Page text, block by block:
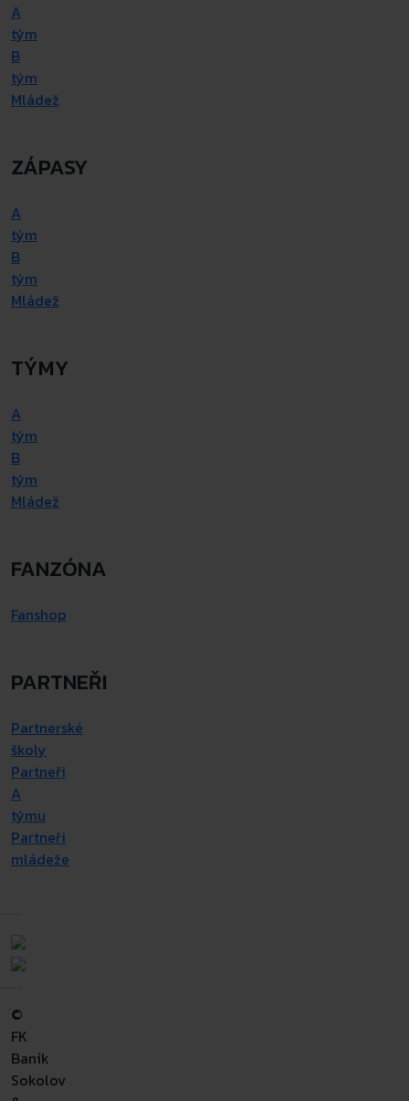
A
tým
B
tým
Mládež
ZÁPASY
A
tým
B
tým
Mládež
TÝMY
A
tým
B
tým
Mládež
FANZÓNA
Fanshop
PARTNEŘI
Partnerské
školy
Partneři
A
týmu
Partneři
mládeže
©
FK
Baník
Sokolov